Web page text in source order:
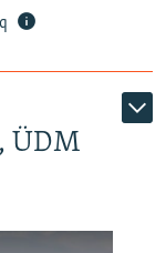
ÜDM